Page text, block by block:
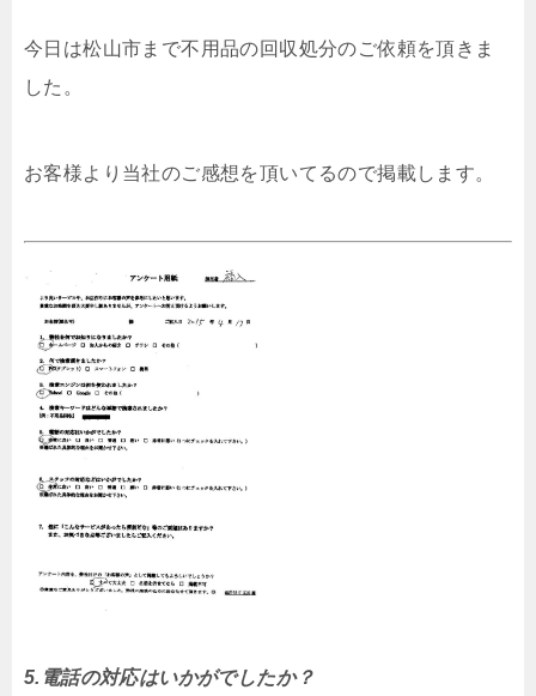
今日は松山市まで不用品の回収処分のご依頼を頂きま
した。
お客様より当社のご感想を頂いてるので掲載します。
5.電話の対応はいかがでしたか？